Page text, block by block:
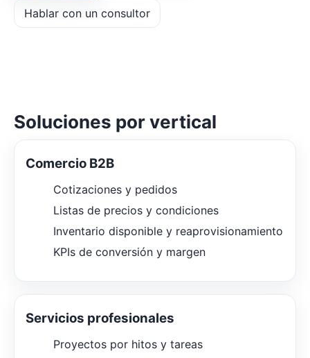
Hablar con un consultor
Soluciones por vertical
Comercio B2B
Cotizaciones y pedidos
Listas de precios y condiciones
Inventario disponible y reaprovisionamiento
KPIs de conversión y margen
Servicios profesionales
Proyectos por hitos y tareas